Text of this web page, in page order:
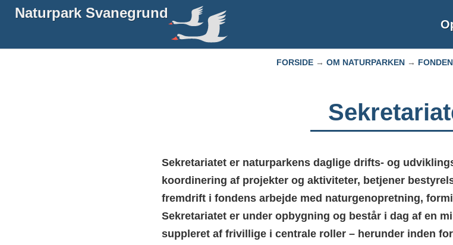
Naturpark Svanegrund
FORSIDE → OM NATURPARKEN → FONDEN
Sekretariatet er naturparkens daglige drifts- og
koordinering af projekter og aktiviteter, betjener
fremdrift i fondens arbejde med naturgenopretning,
Sekretariatet er under opbygning og består i dag af en
suppleret af frivillige i centrale roller – herunder inden